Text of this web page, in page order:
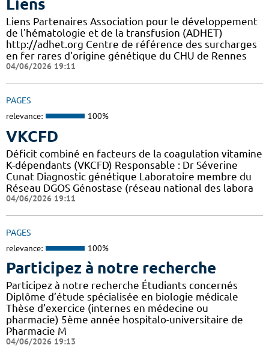
Liens
Liens Partenaires Association pour le développement
de l'hématologie et de la transfusion (ADHET)
http://adhet.org Centre de référence des surcharges
en fer rares d'origine génétique du CHU de Rennes
04/06/2026 19:11
PAGES
relevance: 100%
VKCFD
Déficit combiné en facteurs de la coagulation vitamine
K-dépendants (VKCFD) Responsable : Dr Séverine
Cunat Diagnostic génétique Laboratoire membre du
Réseau DGOS Génostase (réseau national des labora
04/06/2026 19:11
PAGES
relevance: 100%
Participez à notre recherche
Participez à notre recherche Étudiants concernés
Diplôme d’étude spécialisée en biologie médicale
Thèse d’exercice (internes en médecine ou
pharmacie) 5ème année hospitalo-universitaire de
Pharmacie M
04/06/2026 19:13